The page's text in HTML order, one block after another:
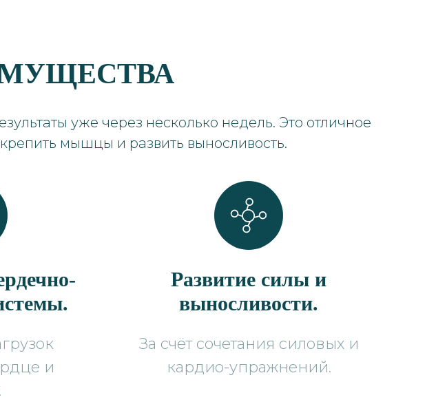
уже через несколько недель. Это отличное
мышцы и развить выносливость.
и
Развитие силы и
выносливости.
За счёт сочетания силовых и
кардио-упражнений.